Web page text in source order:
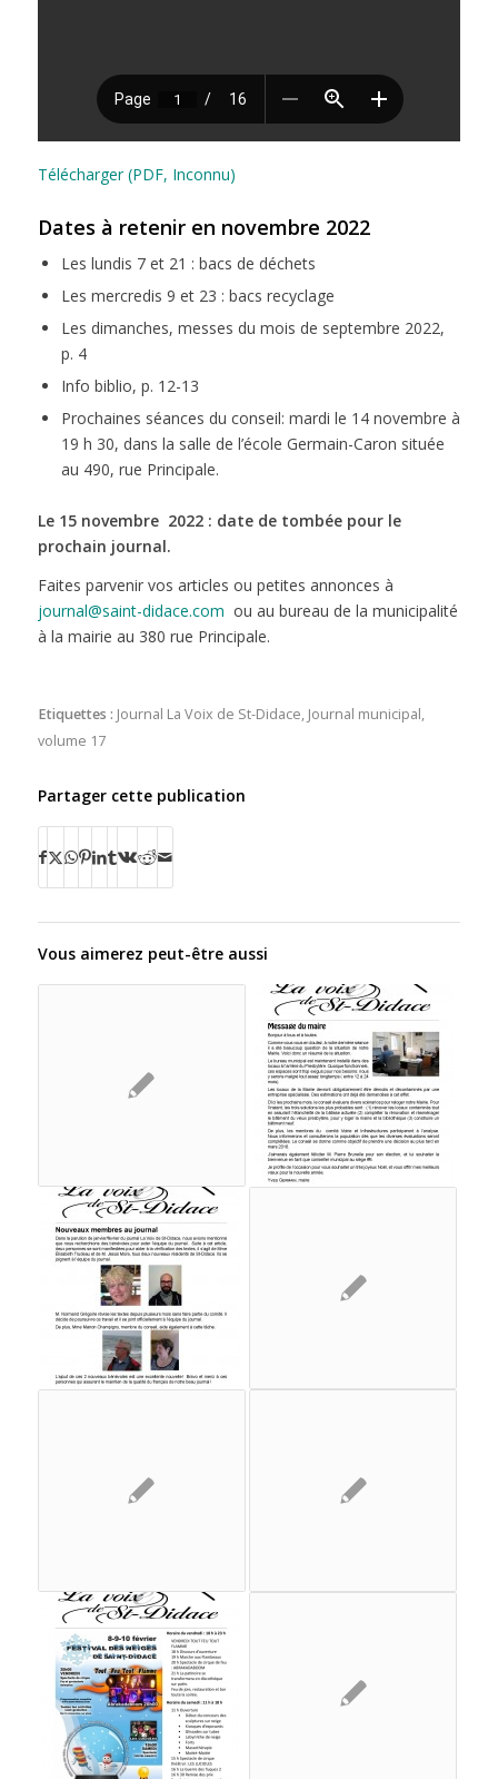
Télécharger (PDF, Inconnu)
Dates à retenir en novembre 2022
Les lundis 7 et 21 : bacs de déchets
Les mercredis 9 et 23 : bacs recyclage
Les dimanches, messes du mois de septembre 2022,
p. 4
Info biblio, p. 12-13
Prochaines séances du conseil: mardi le 14 novembre à
19 h 30, dans la salle de l’école Germain-Caron située
au 490, rue Principale.
Le 15 novembre 2022 : date de tombée pour le
prochain journal.
Faites parvenir vos articles ou petites annonces à
journal@saint-didace.com ou au bureau de la municipalité
à la mairie au 380 rue Principale.
Etiquettes : Journal La Voix de St-Didace, Journal municipal,
volume 17
Partager cette publication
Vous aimerez peut-être aussi